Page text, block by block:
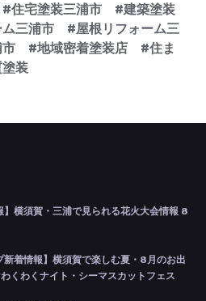
宅塗装三浦市 #建築塗装
三浦市 #屋根リフォーム三
#地域密着塗装店 #住ま
装
】横須賀・三浦で見られる花火大会情報 8
新着情報】横須賀で楽しむ夏・8月のお出
くわくナイト・シーマスカットフェス